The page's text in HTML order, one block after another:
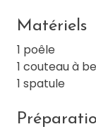
Matériels
1 poêle
1 couteau à
1 spatule